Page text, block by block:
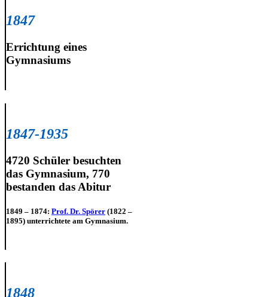
1847
Errichtung eines
Gymnasiums
1847-1935
4720 Schüler besuchten
das Gymnasium, 770
bestanden das Abitur
1849 – 1874: Prof. Dr. Spörer (1822 –
1895) unterrichtete am Gymnasium.
1848